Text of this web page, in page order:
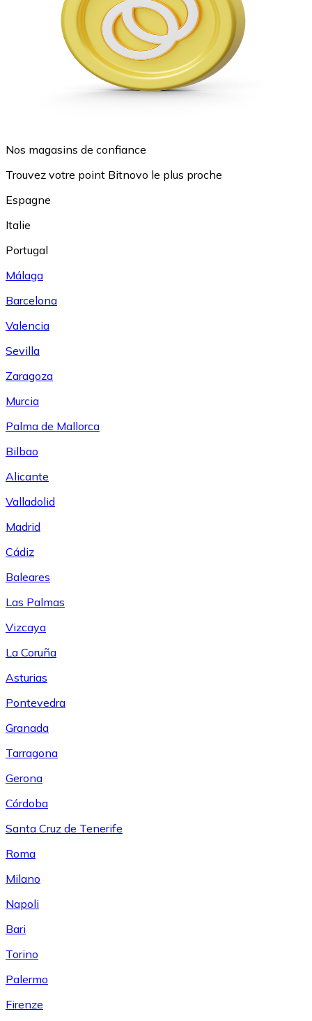
Nos magasins de confiance
Trouvez votre point Bitnovo le plus proche
Espagne
Italie
Portugal
Málaga
Barcelona
Valencia
Sevilla
Zaragoza
Murcia
Palma de Mallorca
Bilbao
Alicante
Valladolid
Madrid
Cádiz
Baleares
Las Palmas
Vizcaya
La Coruña
Asturias
Pontevedra
Granada
Tarragona
Gerona
Córdoba
Santa Cruz de Tenerife
Roma
Milano
Napoli
Bari
Torino
Palermo
Firenze